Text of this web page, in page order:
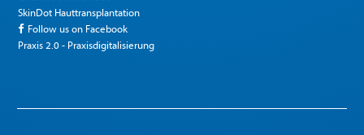
SkinDot Hauttransplantation
Follow us on Facebook
Praxis 2.0 - Praxisdigitalisierung